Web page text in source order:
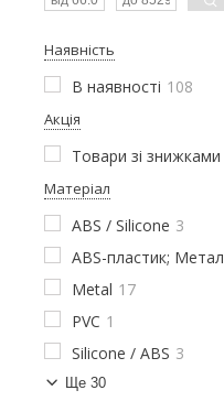
Наявність
В наявності 108
Акція
Товари зі знижками
Матеріал
ABS / Silicone 3
ABS-пластик; Метал
Metal 17
PVC 1
Silicone / ABS 3
Ще 30